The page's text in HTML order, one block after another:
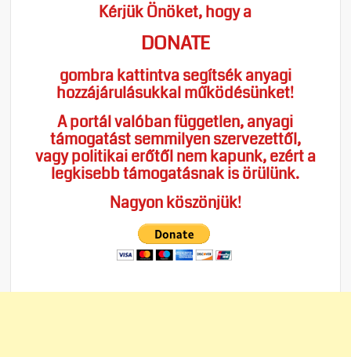
Kérjük Önöket, hogy a
DONATE
gombra kattintva segítsék anyagi
hozzájárulásukkal működésünket!
A portál valóban független, anyagi
támogatást semmilyen szervezettől,
vagy politikai erőtől nem kapunk, ezért a
legkisebb támogatásnak is örülünk.
Nagyon köszönjük!